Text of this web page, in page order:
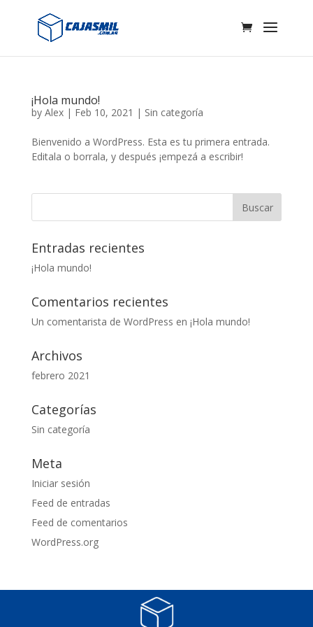
¡Hola mundo!
by Alex| Feb 10, 2021 | Sin categoría
Bienvenido a WordPress. Esta es tu primera entrada.
Editala o borrala, y después ¡empezá a escribir!
Entradas recientes
¡Hola mundo!
Comentarios recientes
Un comentarista de WordPress en ¡Hola mundo!
Archivos
febrero 2021
Categorías
Sin categoría
Meta
Iniciar sesión
Feed de entradas
Feed de comentarios
WordPress.org